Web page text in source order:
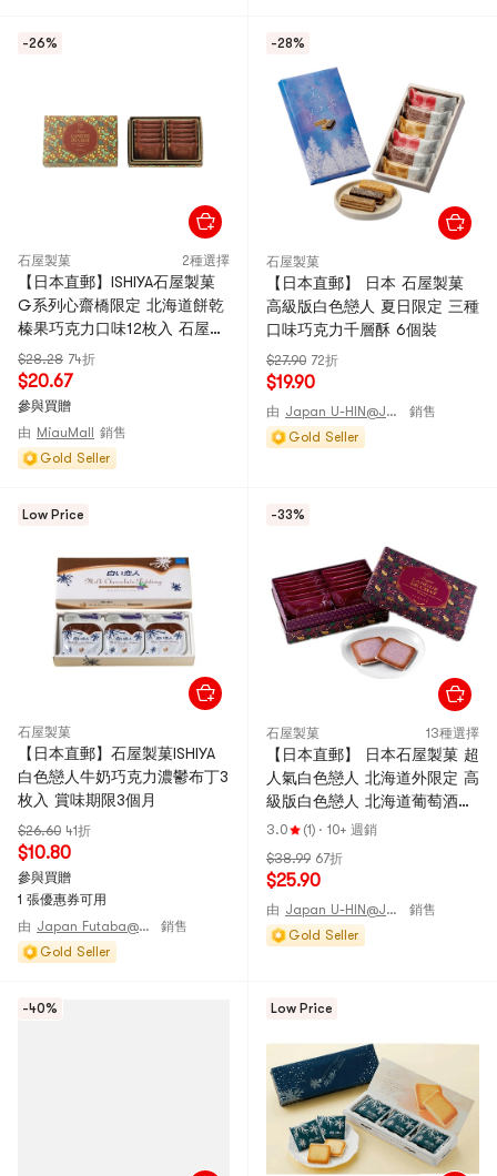
-26%
石屋製菓 2種選擇
【日本直郵】ISHIYA石屋製菓
G系列心齋橋限定 北海道餅乾
榛果巧克力口味12枚入 石屋製
果
$28.28 74折
$20.67
參與買贈
由 MiauMall
銷售
Gold Seller
-28%
石屋製菓
【日本直郵】 日本 石屋製菓
高級版白色戀人 夏日限定 三種
口味巧克力千層酥 6個裝
$27.90 72折
$19.90
由 Japan U-HIN@JAPAN
銷售
Gold Seller
Low Price
石屋製菓
【日本直郵】石屋製菓ISHIYA
白色戀人牛奶巧克力濃鬱布丁3
枚入 賞味期限3個月
$26.60 41折
$10.80
參與買贈
1 張優惠券可用
由
Japan Futaba@JAPAN
銷售
Gold Seller
-33%
石屋製菓 13種選擇
【日本直郵】 日本石屋製菓 超
人氣白色戀人 北海道外限定 高
級版白色戀人 北海道葡萄酒巧
克力餅乾 12枚裝
3.0 (1) · 10+ 週銷
$38.99 67折
$25.90
由 Japan U-HIN@JAPAN
銷售
Gold Seller
-40% Low Price